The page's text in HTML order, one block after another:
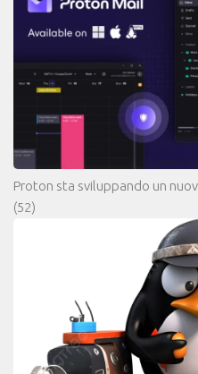
Proton sta sviluppando un
(52)